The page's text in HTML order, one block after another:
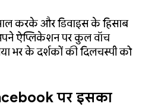
करके और डिवाइस के हिसाब
ऐप्लिकेशन पर कुल वॉच
भर के दर्शकों की दिलचस्पी को
पर इसका